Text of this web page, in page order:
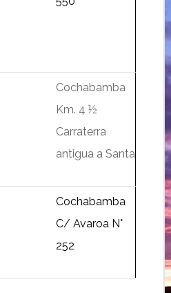
Cochabamba
Km. 4 ½
Carraterra
antigua a Santa
Cochabamba
C/ Avaroa N°
252